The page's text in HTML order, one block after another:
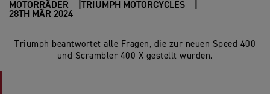
MOTORRÄDER
TRIUMPH MOTORCYCLES
28TH MÄR 2024
Triumph beantwortet alle Fragen, die zur neuen Speed 400
und Scrambler 400 X gestellt wurden.